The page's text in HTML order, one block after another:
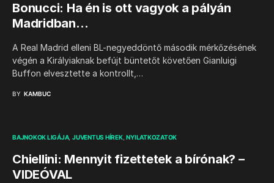
Bonucci: Ha én is ott vagyok a pályán
Madridban…
A Real Madrid elleni BL-negyeddöntő második mérkőzésének
végén a Királyiaknak befújt büntetőt követően Gianluigi
Buffon elvesztette a kontrollt,…
BY KAMBUC
BAJNOKOK LIGÁJA JUVENTUS HÍREK NYILATKOZATOK
Chiellini: Mennyit fizettetek a bírónak? –
VIDEÓVAL